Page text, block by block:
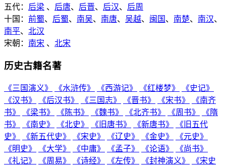
五代： 后梁 、 后唐、 后晋、 后汉、 后周
十国： 前蜀、 后蜀、 南吴、 南唐、 吴越、 闽国 、 南楚、 南汉、
南平、 北汉
宋朝： 南宋 、 北宋
历史古籍名著
《三国演义》 《水浒传》 《西游记》 《红楼梦》
《史记》
《汉书》
《后汉书》 《三国志》 《晋书》 《宋书》
《南齐
书》
《梁书》 《陈书》 《魏书》 《北齐书》 《周书》
《隋
书》
《南史》 《北史》 《旧唐书》 《新唐书》
《旧五代
史》
《新五代史》 《宋史》 《辽史》 《金史》
《元史》
《明史》
《大学》 《中庸》 《孟子》 《论语》
《尚书》
《礼记》
《周易》 《诗经》 《左传》 《封神演义》
《宋史